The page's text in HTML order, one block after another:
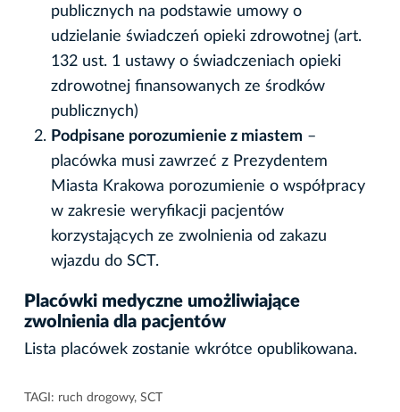
publicznych na podstawie umowy o
udzielanie świadczeń opieki zdrowotnej (art.
132 ust. 1 ustawy o świadczeniach opieki
zdrowotnej finansowanych ze środków
publicznych)
Podpisane porozumienie z miastem –
placówka musi zawrzeć z Prezydentem
Miasta Krakowa porozumienie o współpracy
w zakresie weryfikacji pacjentów
korzystających ze zwolnienia od zakazu
wjazdu do SCT.
Placówki medyczne umożliwiające
zwolnienia dla pacjentów
Lista placówek zostanie wkrótce opublikowana.
TAGI: ruch drogowy, SCT